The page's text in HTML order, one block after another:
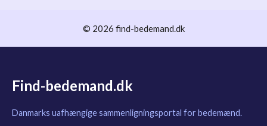
© 2026 find-bedemand.dk
Find-bedemand.dk
Danmarks uafhængige sammenligningsportal for bedemænd.